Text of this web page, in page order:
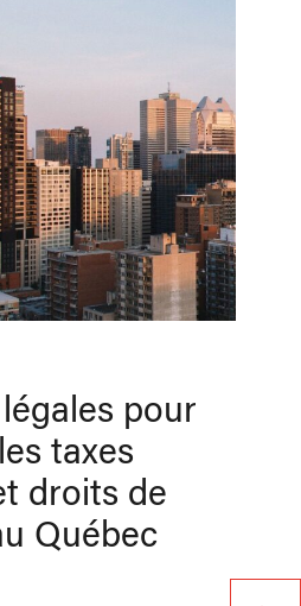
pour
taxes
droits de
Québec